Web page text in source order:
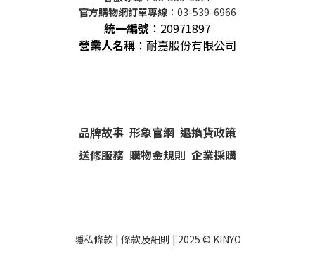
官方購物網訂單專線 ：03-539-6966
統一編號 ： 20971897
營業人名稱 ：耐嘉股份有限公司
品牌故事 形象官網 退換貨政策
送修服務 購物金規則 企業採購
隱私條款 | 條款及細則 | 2025 © KINYO